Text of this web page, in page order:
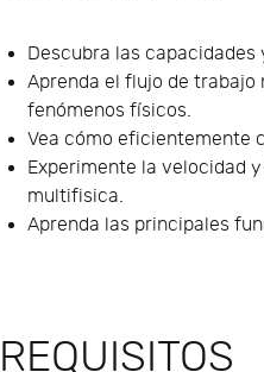
Descubra las
Aprenda el flujo de trabajo
fenómenos físicos.
Vea cómo eficientemente
Experimente la velocidad
multifisica.
Aprenda las principales
REQUISITOS